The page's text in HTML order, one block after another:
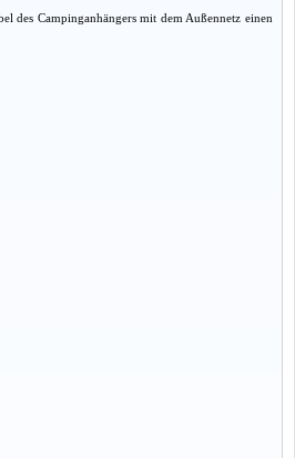
des Campinganhängers mit dem Außennetz einen